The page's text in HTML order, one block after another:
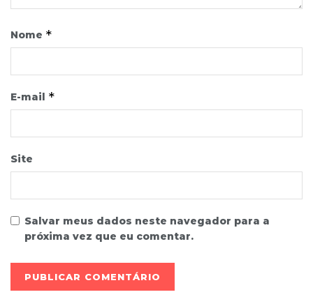
Nome *
E-mail *
Site
Salvar meus dados neste navegador para a
próxima vez que eu comentar.